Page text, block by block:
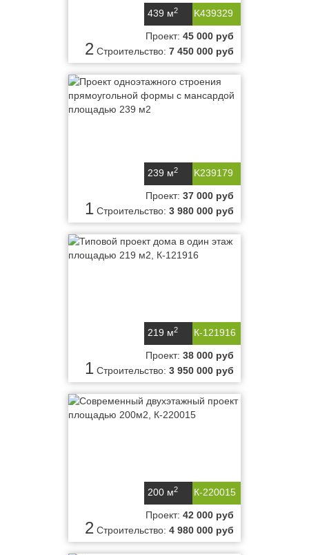
K439329
439 м2
2
Проект: 45 000 руб
Строительство: 7 450 000 руб
K239179
239 м2
1
Проект: 37 000 руб
Строительство: 3 980 000 руб
К-121916
219 м2
1
Проект: 38 000 руб
Строительство: 3 950 000 руб
К-220015
200 м2
2
Проект: 42 000 руб
Строительство: 4 980 000 руб